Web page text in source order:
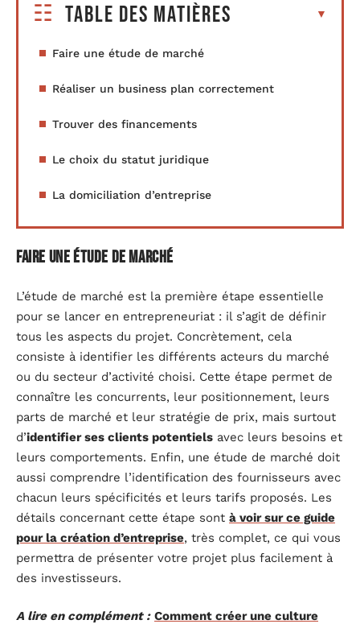
Table des matières
Faire une étude de marché
Réaliser un business plan correctement
Trouver des financements
Le choix du statut juridique
La domiciliation d’entreprise
Faire une étude de marché
L’étude de marché est la première étape essentielle
pour se lancer en entrepreneuriat : il s’agit de définir
tous les aspects du projet. Concrètement, cela
consiste à identifier les différents acteurs du marché
ou du secteur d’activité choisi. Cette étape permet de
connaître les concurrents, leur positionnement, leurs
parts de marché et leur stratégie de prix, mais surtout
d’identifier ses clients potentiels avec leurs besoins et
leurs comportements. Enfin, une étude de marché doit
aussi comprendre l’identification des fournisseurs avec
chacun leurs spécificités et leurs tarifs proposés. Les
détails concernant cette étape sont à voir sur ce guide
pour la création d’entreprise, très complet, ce qui vous
permettra de présenter votre projet plus facilement à
des investisseurs.
A lire en complément : Comment créer une culture